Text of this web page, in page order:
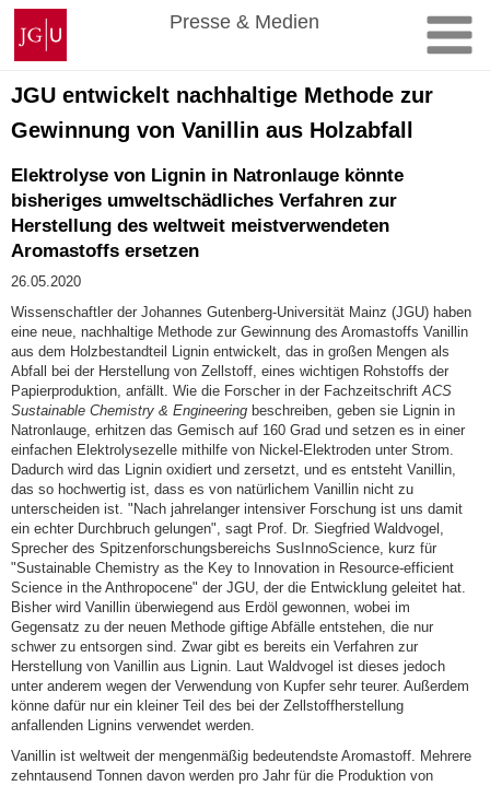
Zum
Inhalt
springen
Johannes
Gutenberg-
Universität
Mainz
Presse & Medien
JGU entwickelt nachhaltige Methode zur
Gewinnung von Vanillin aus Holzabfall
Elektrolyse von Lignin in Natronlauge könnte
bisheriges umweltschädliches Verfahren zur
Herstellung des weltweit meistverwendeten
Aromastoffs ersetzen
26.05.2020
Wissenschaftler der Johannes Gutenberg-Universität Mainz (JGU) haben
eine neue, nachhaltige Methode zur Gewinnung des Aromastoffs Vanillin
aus dem Holzbestandteil Lignin entwickelt, das in großen Mengen als
Abfall bei der Herstellung von Zellstoff, eines wichtigen Rohstoffs der
Papierproduktion, anfällt. Wie die Forscher in der FachzeitschriftACS
Sustainable Chemistry & Engineering beschreiben, geben sie Lignin in
Natronlauge, erhitzen das Gemisch auf 160 Grad und setzen es in einer
einfachen Elektrolysezelle mithilfe von Nickel-Elektroden unter Strom.
Dadurch wird das Lignin oxidiert und zersetzt, und es entsteht Vanillin,
das so hochwertig ist, dass es von natürlichem Vanillin nicht zu
unterscheiden ist. "Nach jahrelanger intensiver Forschung ist uns damit
ein echter Durchbruch gelungen", sagt Prof. Dr. Siegfried Waldvogel,
Sprecher des Spitzenforschungsbereichs SusInnoScience, kurz für
"Sustainable Chemistry as the Key to Innovation in Resource-efficient
Science in the Anthropocene" der JGU, der die Entwicklung geleitet hat.
Bisher wird Vanillin überwiegend aus Erdöl gewonnen, wobei im
Gegensatz zu der neuen Methode giftige Abfälle entstehen, die nur
schwer zu entsorgen sind. Zwar gibt es bereits ein Verfahren zur
Herstellung von Vanillin aus Lignin. Laut Waldvogel ist dieses jedoch
unter anderem wegen der Verwendung von Kupfer sehr teurer. Außerdem
könne dafür nur ein kleiner Teil des bei der Zellstoffherstellung
anfallenden Lignins verwendet werden.
Vanillin ist weltweit der mengenmäßig bedeutendste Aromastoff. Mehrere
zehntausend Tonnen davon werden pro Jahr für die Produktion von